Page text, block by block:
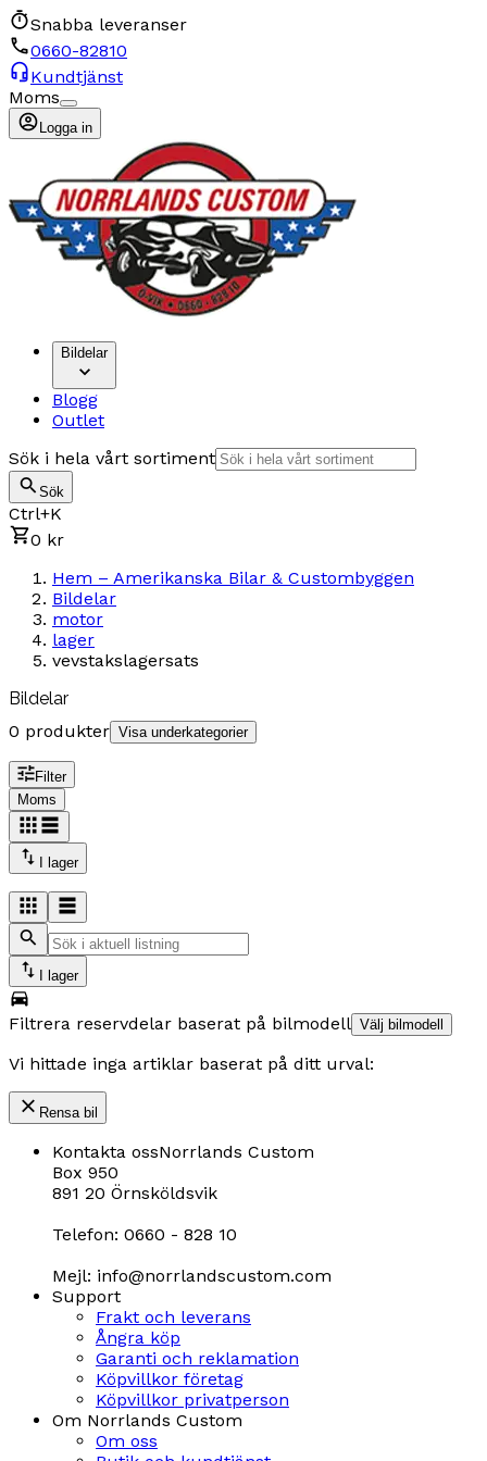
Snabba leveranser
0660-82810
Kundtjänst
Moms
Logga in
Bildelar
Blogg
Outlet
Sök i hela vårt sortiment
Sök
Ctrl+K
0 kr
Hem – Amerikanska Bilar & Custombyggen
Bildelar
motor
lager
vevstakslagersats
Bildelar
0 produkter Visa underkategorier
Filter
Moms
I lager
I lager
Filtrera reservdelar baserat på bilmodell Välj bilmodell
Vi hittade inga artiklar baserat på ditt urval:
Rensa bil
Kontakta ossNorrlands Custom
Box 950
891 20 Örnsköldsvik
Telefon: 0660 - 828 10
Mejl: info@norrlandscustom.com
Support
Frakt och leverans
Ångra köp
Garanti och reklamation
Köpvillkor företag
Köpvillkor privatperson
Om Norrlands Custom
Om oss